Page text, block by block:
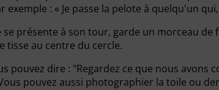
: « Je passe la pelote à quelqu'un
présente à son tour, garde un morceau
tisse au centre du cercle.
pouvez dire : "Regardez ce que nous
pouvez aussi photographier la toile ou